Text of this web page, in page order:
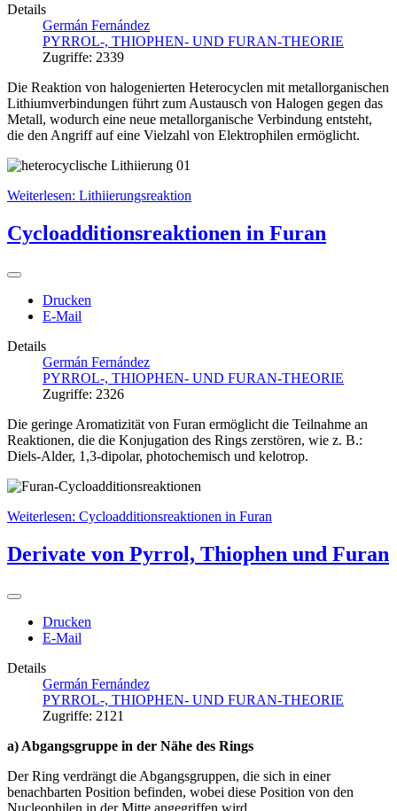
Details
Germán Fernández
PYRROL-, THIOPHEN- UND FURAN-THEORIE
Zugriffe: 2339
Die Reaktion von halogenierten Heterocyclen mit metallorganischen
Lithiumverbindungen führt zum Austausch von Halogen gegen das
Metall, wodurch eine neue metallorganische Verbindung entsteht,
die den Angriff auf eine Vielzahl von Elektrophilen ermöglicht.
Weiterlesen: Lithiierungsreaktion
Cycloadditionsreaktionen in Furan
Drucken
E-Mail
Details
Germán Fernández
PYRROL-, THIOPHEN- UND FURAN-THEORIE
Zugriffe: 2326
Die geringe Aromatizität von Furan ermöglicht die Teilnahme an
Reaktionen, die die Konjugation des Rings zerstören, wie z. B.:
Diels-Alder, 1,3-dipolar, photochemisch und kelotrop.
Weiterlesen: Cycloadditionsreaktionen in Furan
Derivate von Pyrrol, Thiophen und Furan
Drucken
E-Mail
Details
Germán Fernández
PYRROL-, THIOPHEN- UND FURAN-THEORIE
Zugriffe: 2121
a) Abgangsgruppe in der Nähe des Rings
Der Ring verdrängt die Abgangsgruppen, die sich in einer
benachbarten Position befinden, wobei diese Position von den